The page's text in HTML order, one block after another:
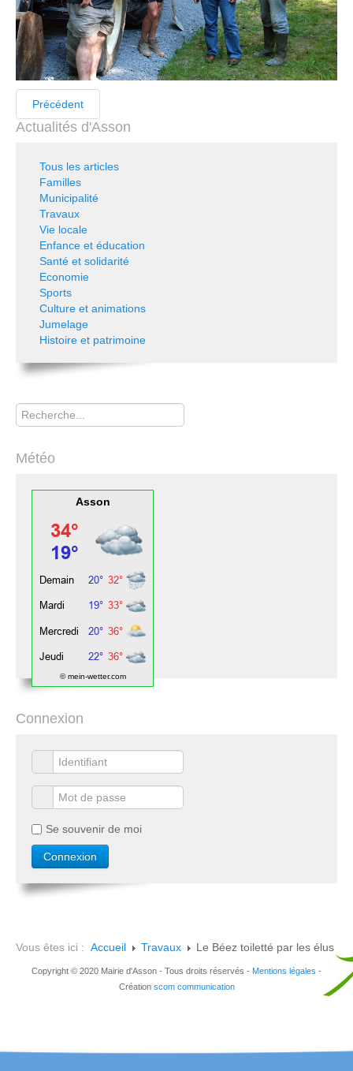
Précédent
Actualités d'Asson
Tous les articles
Familles
Municipalité
Travaux
Vie locale
Enfance et éducation
Santé et solidarité
Economie
Sports
Culture et animations
Jumelage
Histoire et patrimoine
Rechercher
Météo
Asson
© mein-wetter.com
Connexion
Se souvenir de moi
Vous êtes ici : Accueil Travaux Le Béez toiletté par les élus
Copyright © 2020 Mairie d'Asson - Tous droits réservés - Mentions légales -
Création scom communication